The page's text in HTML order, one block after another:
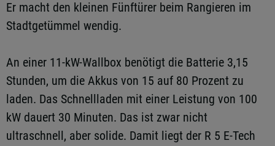
Er macht den kleinen Fünftürer beim Rangieren im
Stadtgetümmel wendig.
An einer 11-kW-Wallbox benötigt die Batterie 3,15
Stunden, um die Akkus von 15 auf 80 Prozent zu
laden. Das Schnellladen mit einer Leistung von 100
kW dauert 30 Minuten. Das ist zwar nicht
ultraschnell, aber solide. Damit liegt der R 5 E-Tech